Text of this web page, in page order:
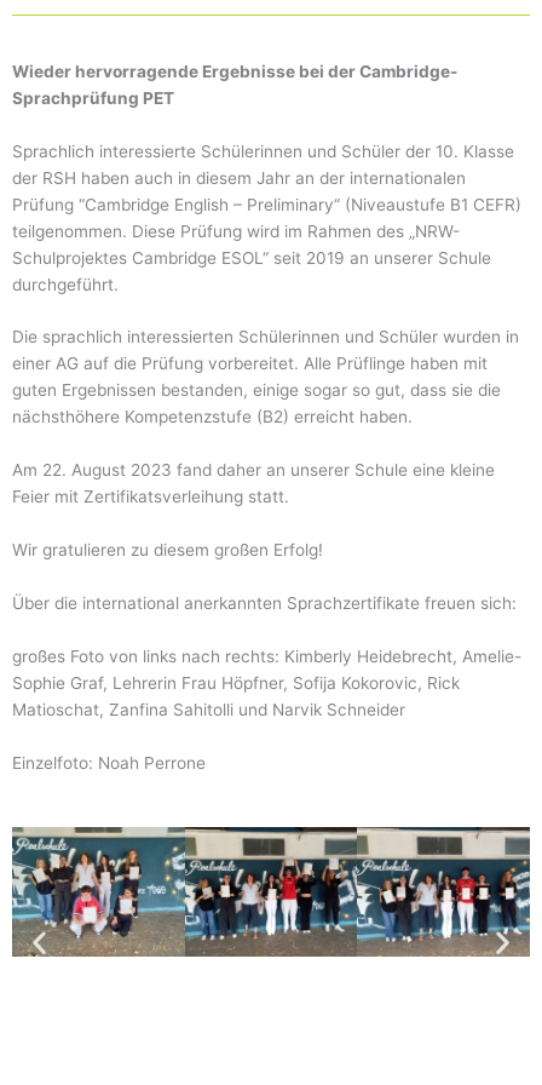
Wieder hervorragende Ergebnisse bei der Cambridge-
Sprachprüfung PET
Sprachlich interessierte Schülerinnen und Schüler der 10. Klasse
der RSH haben auch in diesem Jahr an der internationalen
Prüfung “Cambridge English – Preliminary“ (Niveaustufe B1 CEFR)
teilgenommen. Diese Prüfung wird im Rahmen des „NRW-
Schulprojektes Cambridge ESOL“ seit 2019 an unserer Schule
durchgeführt.
Die sprachlich interessierten Schülerinnen und Schüler wurden in
einer AG auf die Prüfung vorbereitet. Alle Prüflinge haben mit
guten Ergebnissen bestanden, einige sogar so gut, dass sie die
nächsthöhere Kompetenzstufe (B2) erreicht haben.
Am 22. August 2023 fand daher an unserer Schule eine kleine
Feier mit Zertifikatsverleihung statt.
Wir gratulieren zu diesem großen Erfolg!
Über die international anerkannten Sprachzertifikate freuen sich:
großes Foto von links nach rechts: Kimberly Heidebrecht, Amelie-
Sophie Graf, Lehrerin Frau Höpfner, Sofija Kokorovic, Rick
Matioschat, Zanfina Sahitolli und Narvik Schneider
Einzelfoto: Noah Perrone